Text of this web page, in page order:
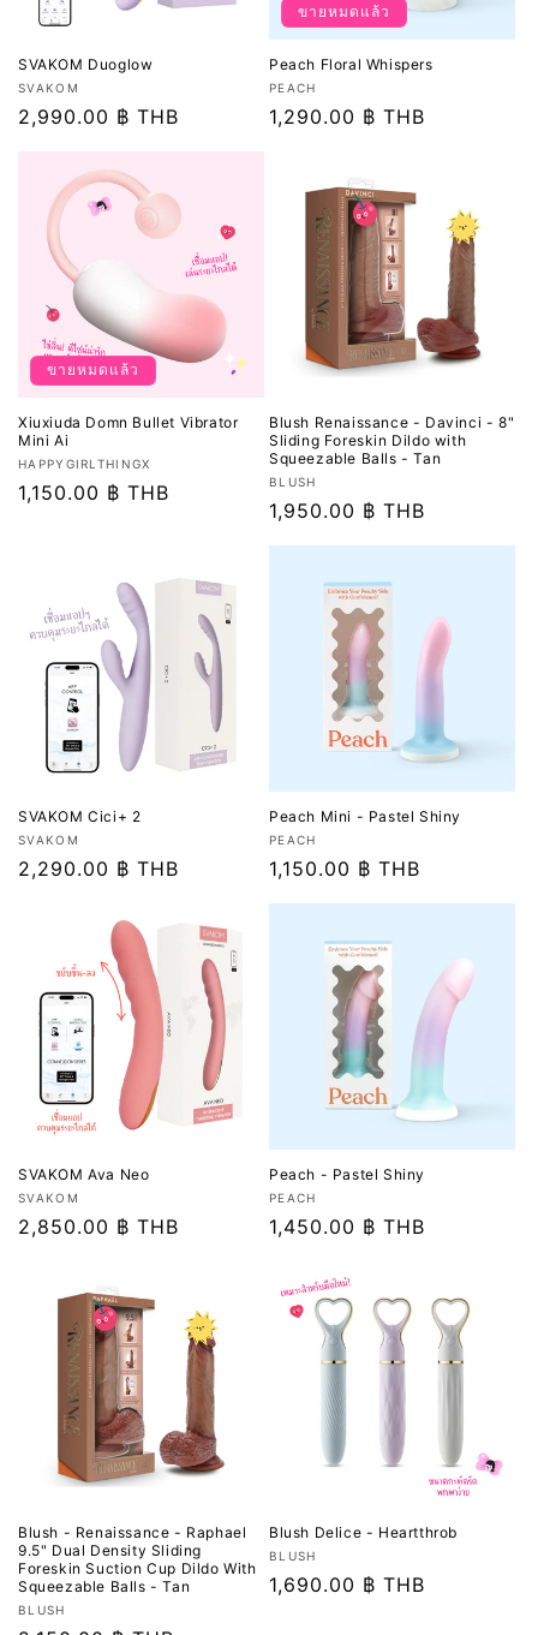
SVAKOM Duoglow
เวน
เด
SVAKOM
ราคา
2,990.00 ฿ THB
ขายหมดแล้ว
Peach Floral Whispers
เวน
เด
PEACH
ราคา
1,290.00 ฿ THB
ขายหมดแล้ว
Xiuxiuda Domn Bullet Vibrator
Mini Ai
เวน
เด
HAPPYGIRLTHINGX
ราคา
1,150.00 ฿ THB
Blush Renaissance - Davinci - 8"
Sliding Foreskin Dildo with
Squeezable Balls - Tan
เวน
เด
BLUSH
ราคา
ปกติ
1,950.00 ฿ THB
SVAKOM Cici+ 2
เวน
เด
SVAKOM
ราคา
2,290.00 ฿ THB
Peach Mini - Pastel Shiny
เวน
เด
PEACH
ราคา
ปกติ
1,150.00 ฿ THB
SVAKOM Ava Neo
เวน
เด
SVAKOM
ราคา
2,850.00 ฿ THB
Peach - Pastel Shiny
เวน
เด
PEACH
ราคา
1,450.00 ฿ THB
Blush - Renaissance - Raphael
9.5" Dual Density Sliding
Foreskin Suction Cup Dildo With
Squeezable Balls - Tan
เวน
BLUSH
Blush Delice - Heartthrob
เวน
เด
BLUSH
ราคา
1,690.00 ฿ THB